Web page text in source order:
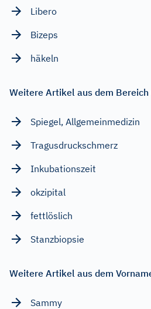
Libero
Bizeps
häkeln
Weitere Artikel aus dem Bereich
Spiegel, Allgemeinmedizin
Tragusdruckschmerz
Inkubationszeit
okzipital
fettlöslich
Stanzbiopsie
Weitere Artikel aus dem
Sammy